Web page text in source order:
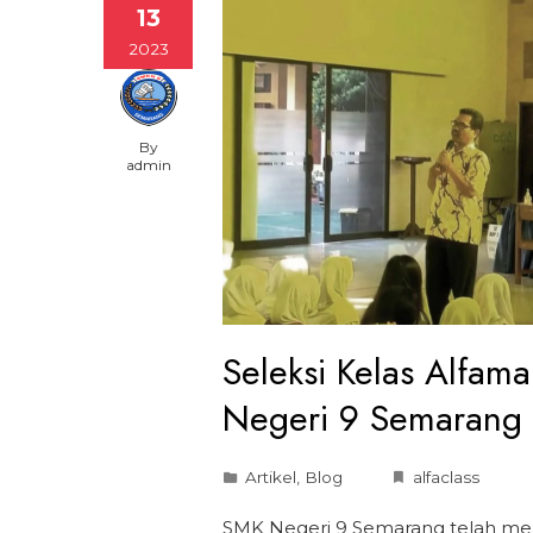
13
2023
By
admin
Seleksi Kelas
Negeri 9 Semarang
Artikel Blog alfaclass
SMK Negeri 9 Semarang telah